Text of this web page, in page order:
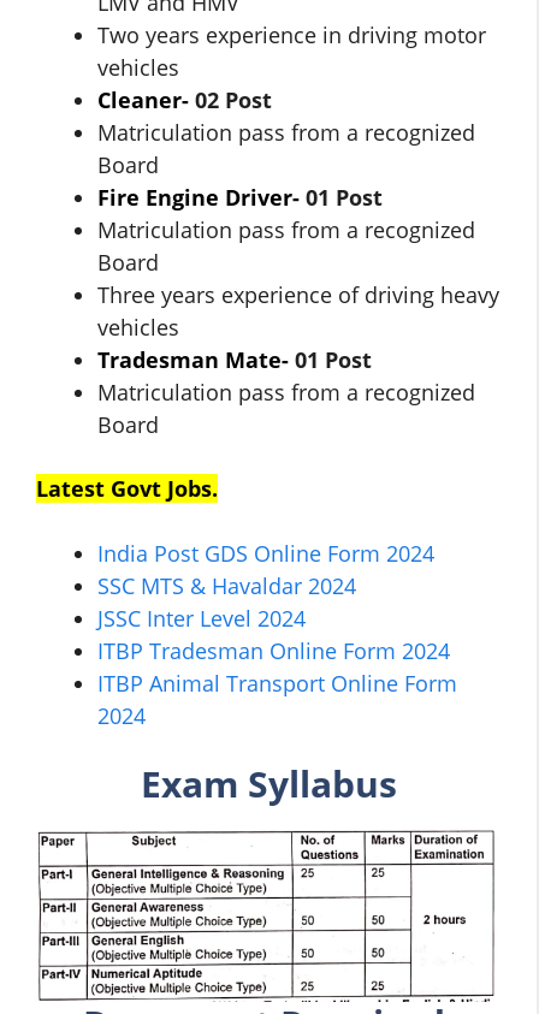
Two years experience in driving motor
vehicles
Cleaner- 02 Post
Matriculation pass from a recognized
Board
Fire Engine Driver- 01 Post
Matriculation pass from a recognized
Board
Three years experience of driving heavy
vehicles
Tradesman Mate- 01 Post
Matriculation pass from a recognized
Board
Latest Govt Jobs.
India Post GDS Online Form 2024
SSC MTS & Havaldar 2024
JSSC Inter Level 2024
ITBP Tradesman Online Form 2024
ITBP Animal Transport Online Form
2024
Exam Syllabus